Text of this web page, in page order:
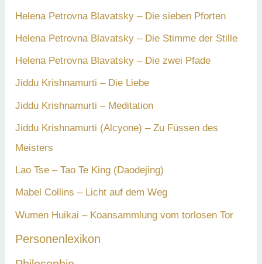
Helena Petrovna Blavatsky – Die sieben Pforten
Helena Petrovna Blavatsky – Die Stimme der Stille
Helena Petrovna Blavatsky – Die zwei Pfade
Jiddu Krishnamurti – Die Liebe
Jiddu Krishnamurti – Meditation
Jiddu Krishnamurti (Alcyone) – Zu Füssen des
Meisters
Lao Tse – Tao Te King (Daodejing)
Mabel Collins – Licht auf dem Weg
Wumen Huikai – Koansammlung vom torlosen Tor
Personenlexikon